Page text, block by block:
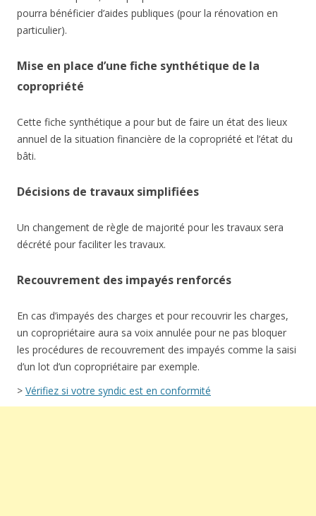
pourra bénéficier d’aides publiques (pour la rénovation en
particulier).
Mise en place d’une fiche synthétique de la
copropriété
Cette fiche synthétique a pour but de faire un état des lieux
annuel de la situation financière de la copropriété et l’état du
bâti.
Décisions de travaux simplifiées
Un changement de règle de majorité pour les travaux sera
décrété pour faciliter les travaux.
Recouvrement des impayés renforcés
En cas d’impayés des charges et pour recouvrir les charges,
un copropriétaire aura sa voix annulée pour ne pas bloquer
les procédures de recouvrement des impayés comme la saisi
d’un lot d’un copropriétaire par exemple.
> Vérifiez si votre syndic est en conformité